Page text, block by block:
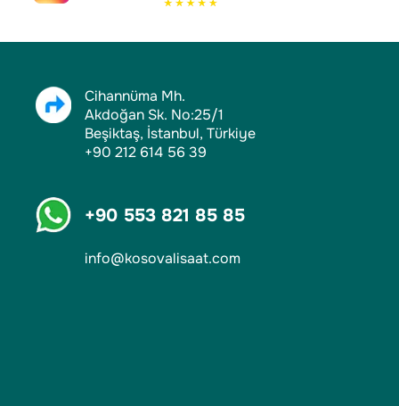
Cihannüma Mh.
Akdoğan Sk. No:25/1
Beşiktaş, İstanbul, Türkiye
+90 212 614 56 39
+90 553 821 85 85
info@kosovalisaat.com